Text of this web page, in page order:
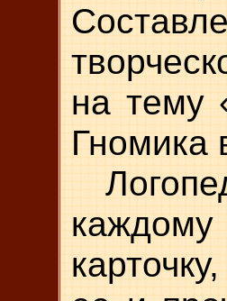
на тему
Гномика
каждому